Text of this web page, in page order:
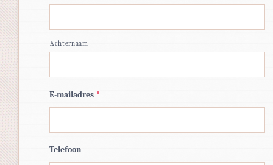
Achternaam
E-mailadres *
Telefoon